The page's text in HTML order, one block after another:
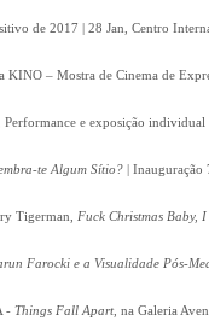
de 2017 | 28 Jan, Centro
KINO – Mostra de Cinema de
, Performance e exposição
te Algum Sítio? | Inauguração
Tigerman, Fuck Christmas Baby,
Farocki e a Visualidade Pós-
- Things Fall Apart , na Galeria